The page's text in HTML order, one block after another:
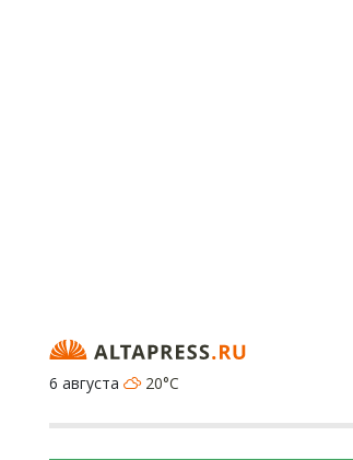
6 августа
20°C